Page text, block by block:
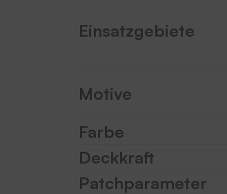
Einsatzgebiete
Motive
Farbe
Deckkraft
Patchparameter